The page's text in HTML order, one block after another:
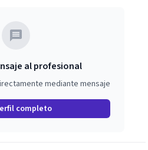
al profesional
mediante mensaje
completo